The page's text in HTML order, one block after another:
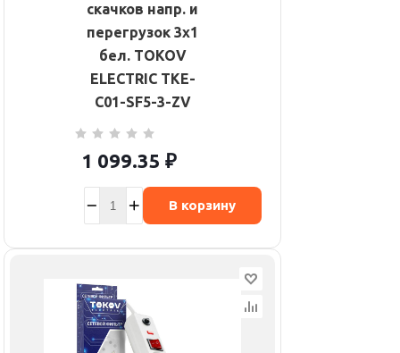
скачков напр. и
перегрузок 3х1
бел. TOKOV
ELECTRIC TKE-
C01-SF5-3-ZV
1 099.35 ₽
В корзину